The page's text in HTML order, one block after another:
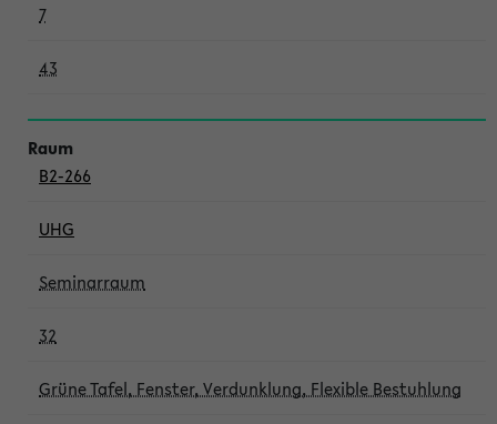
7
43
B2-266
UHG
Seminarraum
32
Grüne Tafel, Fenster, Verdunklung, Flexible Bestuhlung